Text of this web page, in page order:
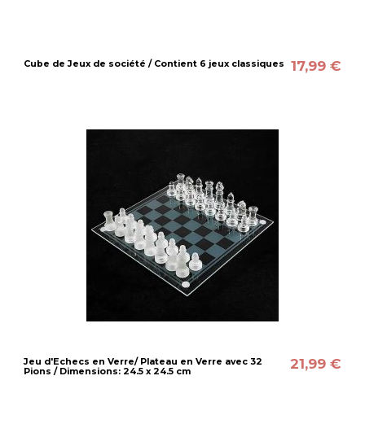
Cube de Jeux de société / Contient 6 jeux classiques 17,99 €
Jeu d'Echecs en Verre/ Plateau en Verre avec 32
Pions / Dimensions: 24.5 x 24.5 cm
21,99 €